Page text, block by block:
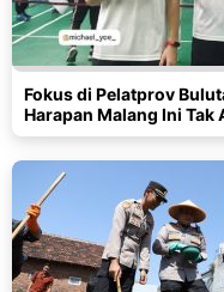
Fokus di Pelatprov
Harapan Malang Ini Tak